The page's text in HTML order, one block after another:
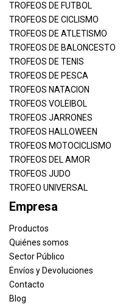
TROFEOS DE FUTBOL
TROFEOS DE CICLISMO
TROFEOS DE ATLETISMO
TROFEOS DE BALONCESTO
TROFEOS DE TENIS
TROFEOS DE PESCA
TROFEOS NATACION
TROFEOS VOLEIBOL
TROFEOS JARRONES
TROFEOS HALLOWEEN
TROFEOS MOTOCICLISMO
TROFEOS DEL AMOR
TROFEOS JUDO
TROFEO UNIVERSAL
Empresa
Productos
Quiénes somos
Sector Público
Envíos y Devoluciones
Contacto
Blog